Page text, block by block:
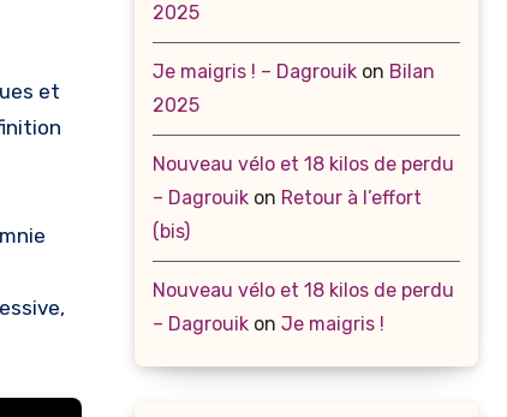
et
2025
Je maigris ! – Dagrouik on Bilan
2025
Nouveau vélo et 18 kilos de perdu
– Dagrouik on Retour à l’effort
(bis)
Nouveau vélo et 18 kilos de perdu
– Dagrouik on Je maigris !